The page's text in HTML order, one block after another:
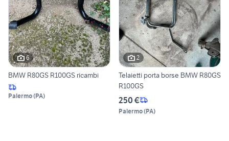
6
BMW R80GS R100GS ricambi
Palermo(PA)
2
Telaietti porta borse BMW R80GS
R100GS
250 €
Palermo(PA)